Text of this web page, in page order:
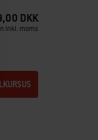
DKK
inkl. moms